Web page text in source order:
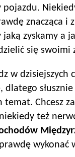
pojazdu.
znacząca i
zyskamy a
się swoimi
w dzisiejszych
dlatego
Chcesz
też
wykonać